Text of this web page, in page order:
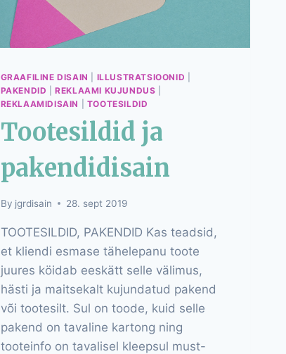
GRAAFILINE DISAIN ILLUSTRATSIOONID
PAKENDID |REKLAAMI KUJUNDUS
REKLAAMIDISAIN
TOOTESILDID
Tootesildid ja
pakendidisain
By jgrdisain 28. sept 2019
TOOTESILDID, PAKENDID Kas teadsid,
et kliendi esmase tähelepanu toote
juures köidab eeskätt selle välimus,
hästi ja maitsekalt kujundatud pakend
või tootesilt. Sul on toode, kuid selle
pakend on tavaline kartong ning
tooteinfo on tavalisel kleepsul must-